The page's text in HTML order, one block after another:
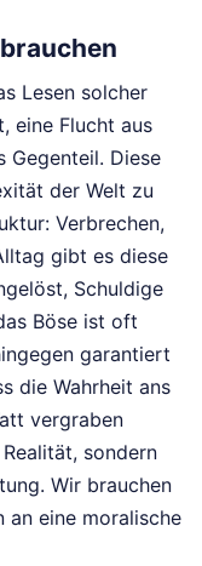
Lesen solcher
eine Flucht aus
Gegenteil. Diese
der Welt zu
Verbrechen,
gibt es diese
Schuldige
Böse ist oft
garantiert
die Wahrheit ans
vergraben
sondern
Wir brauchen
an eine moralische